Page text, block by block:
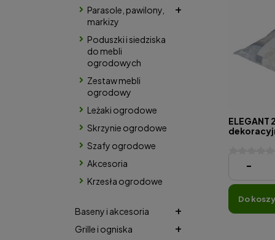
Parasole, pawilony,
markizy
Poduszki i siedziska
do mebli
ogrodowych
Zestaw mebli
ogrodowy
Leżaki ogrodowe
Skrzynie ogrodowe
Szafy ogrodowe
Akcesoria
Krzesła ogrodowe
Baseny i akcesoria
Grille i ogniska
ELEGANT
60,95 zł
-
do